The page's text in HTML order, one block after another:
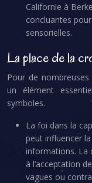
Californie à
concluantes
sensorielles.
La place de la
Pour de
un élément
symboles.
La foi dans la
peut influencer
informations. La
à l’acceptation
vagues ou